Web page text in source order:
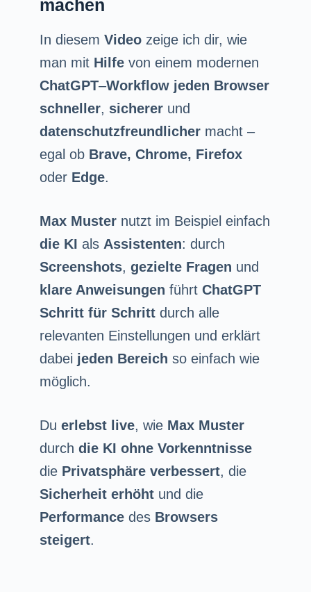
machen
In diesem Video zeige ich dir, wie
man mit Hilfe von einem modernen
ChatGPT–Workflow jeden Browser
schneller, sicherer und
datenschutzfreundlicher macht –
egal ob Brave, Chrome, Firefox
oder Edge.
Max Musternutzt im Beispiel einfach
die KI als Assistenten: durch
Screenshots, gezielte Fragen und
klare Anweisungen führt ChatGPT
Schritt für Schrittdurch alle
relevanten Einstellungen und erklärt
dabei jeden Bereich so einfach wie
möglich.
Du erlebst live, wie Max Muster
durch die KI ohne Vorkenntnisse
die Privatsphäre verbessert, die
Sicherheit erhöht und die
Performancedes Browsers
steigert.